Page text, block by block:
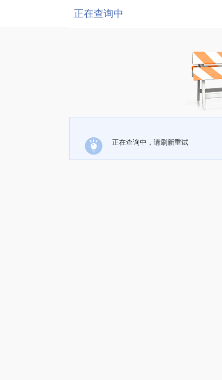
正在查询中
正在查询中，请刷新重试